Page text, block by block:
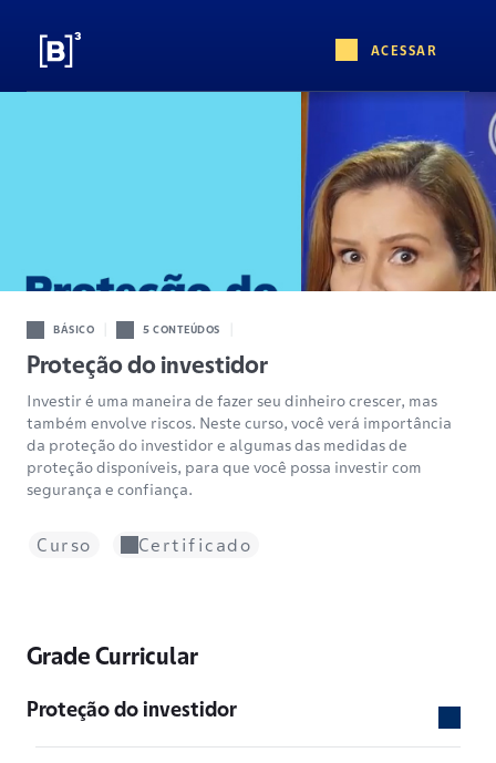
ACESSAR
BÁSICO 5 CONTEÚDOS
Proteção do investidor
Investir é uma maneira de fazer seu dinheiro crescer, mas
também envolve riscos. Neste curso, você verá importância
da proteção do investidor e algumas das medidas de
proteção disponíveis, para que você possa investir com
segurança e confiança.
Curso Certificado
Grade Curricular
Proteção do investidor